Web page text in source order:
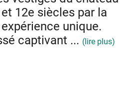
12e siècles par la
unique.
captivant ... (lire plus)
du château de Rochemaure n’en
le passage des marchandises sur le
des châteaux du 12e siècle. Les